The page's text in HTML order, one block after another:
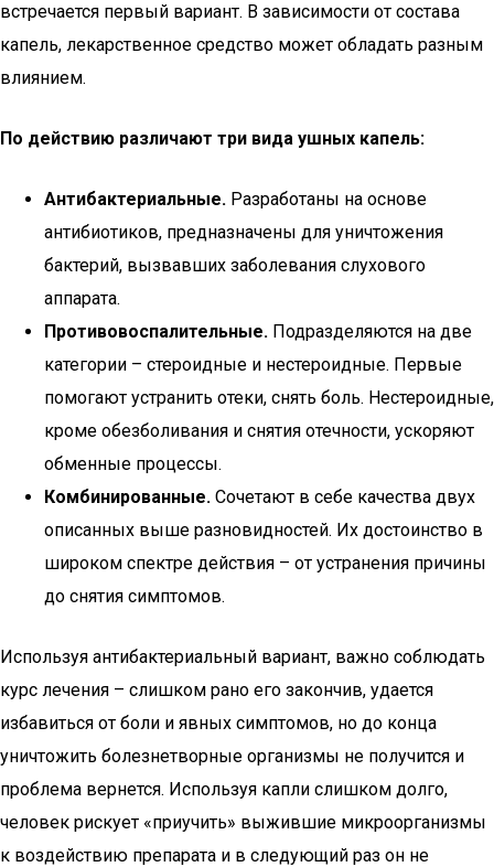
встречается первый вариант. В зависимости от состава
капель, лекарственное средство может обладать разным
влиянием.
По действию различают три вида ушных капель:
Антибактериальные. Разработаны на основе
антибиотиков, предназначены для уничтожения
бактерий, вызвавших заболевания слухового
аппарата.
Противовоспалительные. Подразделяются на две
категории – стероидные и нестероидные. Первые
помогают устранить отеки, снять боль. Нестероидные,
кроме обезболивания и снятия отечности, ускоряют
обменные процессы.
Комбинированные. Сочетают в себе качества двух
описанных выше разновидностей. Их достоинство в
широком спектре действия – от устранения причины
до снятия симптомов.
Используя антибактериальный вариант, важно соблюдать
курс лечения – слишком рано его закончив, удается
избавиться от боли и явных симптомов, но до конца
уничтожить болезнетворные организмы не получится и
проблема вернется. Используя капли слишком долго,
человек рискует «приучить» выжившие микроорганизмы
к воздействию препарата и в следующий раз он не